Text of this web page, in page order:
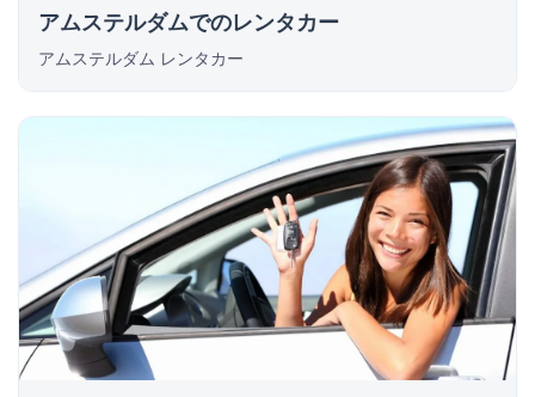
アムステルダムでのレンタカー
アムステルダム レンタカー